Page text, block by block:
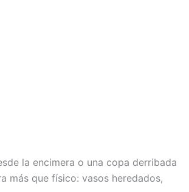
la encimera o una copa derribada
más que físico: vasos heredados,